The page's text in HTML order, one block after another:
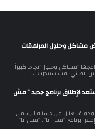
مشاكل وحلول المراهقات
"مشاكل وحلول"نجاحا كبيراً
الطائي لقب سيندريلا ...
لإطلاق برنامج جديد ” مش
هلال عبر حسابه الرسمي
برنامج “مش أنا”. “مش أنا”